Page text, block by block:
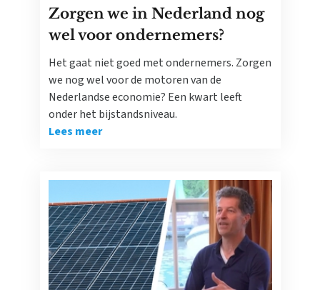
Zorgen we in Nederland nog
wel voor ondernemers?
Het gaat niet goed met ondernemers. Zorgen
we nog wel voor de motoren van de
Nederlandse economie? Een kwart leeft
onder het bijstandsniveau.
Lees meer